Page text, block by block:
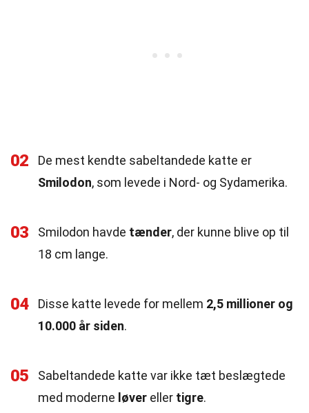
02
De mest kendte sabeltandede katte er
Smilodon, som levede i Nord- og Sydamerika.
03 Smilodon havde tænder, der kunne blive op til
18 cm lange.
04 Disse katte levede for mellem 2,5 millioner og
10.000 år siden.
05
Sabeltandede katte var ikke tæt beslægtede
med moderne løver eller tigre.